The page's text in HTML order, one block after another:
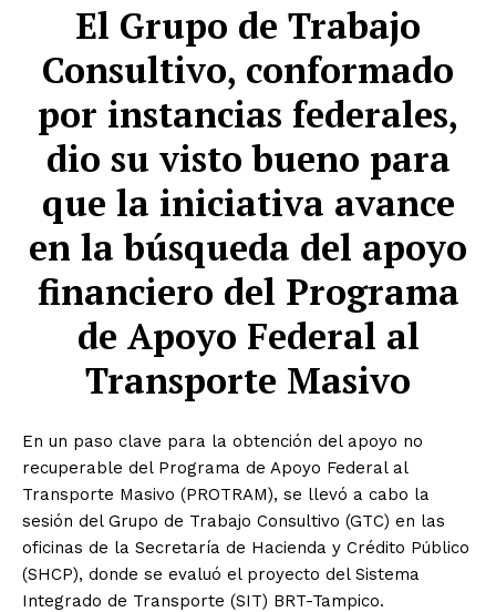
El Grupo de Trabajo
Consultivo, conformado
por instancias federales,
dio su visto bueno para
que la iniciativa avance
en la búsqueda del apoyo
financiero del Programa
de Apoyo Federal al
Transporte Masivo
En un paso clave para la obtención del apoyo no
recuperable del Programa de Apoyo Federal al
Transporte Masivo (PROTRAM), se llevó a cabo la
sesión del Grupo de Trabajo Consultivo (GTC) en las
oficinas de la Secretaría de Hacienda y Crédito Público
(SHCP), donde se evaluó el proyecto del Sistema
Integrado de Transporte (SIT) BRT-Tampico.